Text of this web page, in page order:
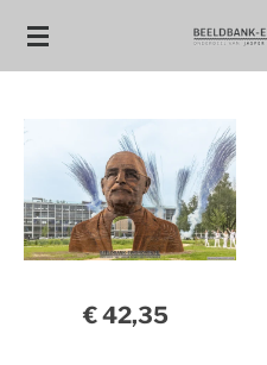
Ga
de
hoofdinhoud
€ 42,35